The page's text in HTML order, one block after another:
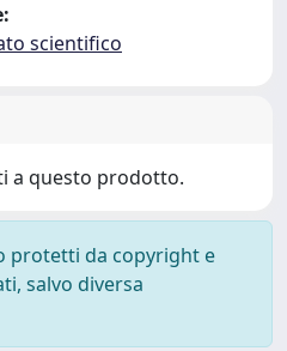
scientifico
a questo prodotto.
protetti da copyright e
salvo diversa